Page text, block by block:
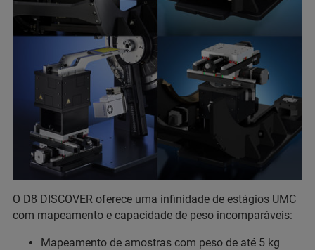
O D8 DISCOVER oferece uma infinidade de estágios UMC
com mapeamento e capacidade de peso incomparáveis:
Mapeamento de amostras com peso de até 5 kg